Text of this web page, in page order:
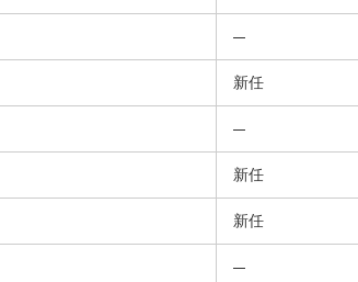
新任
新任
新任